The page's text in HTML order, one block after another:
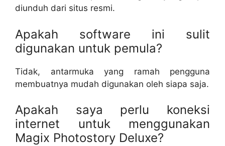
diunduh dari situs resmi.
Apakah software ini sulit
digunakan untuk pemula?
Tidak, antarmuka yang ramah pengguna
membuatnya mudah digunakan oleh siapa saja.
Apakah saya perlu koneksi
internet untuk menggunakan
Magix Photostory Deluxe?